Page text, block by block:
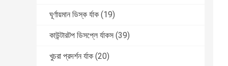
ঘূর্ণায়মান ডিস্ক র্যাক (19)
কাউন্টারটপ ডিসপ্লে র্যাকস (39)
খুচরা প্রদর্শন র্যাক (20)